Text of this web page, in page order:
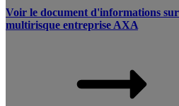
Voir le document d'informations
multirisque entreprise AXA